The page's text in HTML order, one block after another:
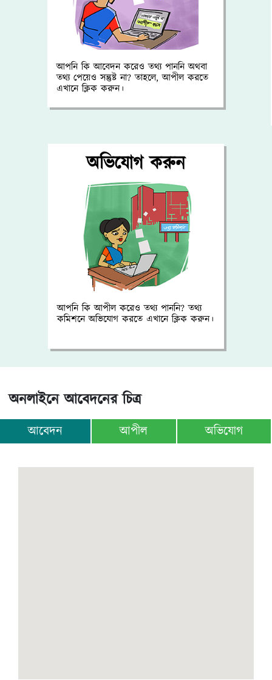
আপনি কি আবেদন করেও তথ্য পাননি অথবা
তথ্য পেয়েও সন্তুষ্ট না? তাহলে, আপীল করতে
এখানে ক্লিক করুন।
অভিযোগ করুন
আপনি কি আপীল করেও তথ্য পাননি? তথ্য
কমিশনে অভিযোগ করতে এখানে ক্লিক করুন।
অনলাইনে আবেদনের চিত্র
আবেদন আপীল অভিযোগ